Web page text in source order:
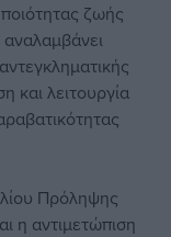
ζωής
και λειτουργία
Πρόληψης
η αντιμετώπιση